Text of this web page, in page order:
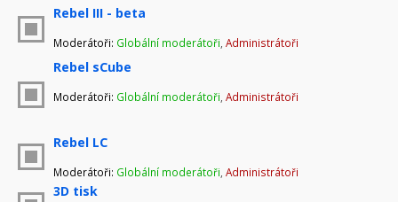
Rebel III - beta
Moderátoři: Globální moderátoři Administrátoři
Rebel sCube
Moderátoři: Globální moderátoři Administrátoři
Rebel LC
Moderátoři: Globální moderátoři Administrátoři
3D tisk